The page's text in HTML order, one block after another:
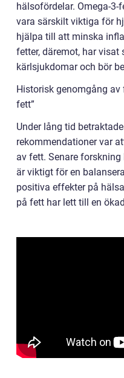
hälsofördelar. Omega-3-
vara särskilt viktiga för
hjälpa till att minska
fetter, däremot, har visat
kärlsjukdomar och bör
Historisk genomgång
fett”
Under lång tid
rekommendationer var
av fett. Senare
är viktigt för en
positiva effekter på
på fett har lett till en